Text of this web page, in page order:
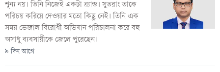
শূন্য নয়। তিনি নিজেই একটা ব্র্যান্ড। সুতরাং তাকে
পরিচয় করিয়ে দেওয়ার মতো কিছু নেই। তিনি এক
সময় ভেজাল বিরোধী অভিযান পরিচালনা করে বহু
অসাধু ব্যবসায়ীকে জেলে পুরেছেন।
৯ দিন আগে